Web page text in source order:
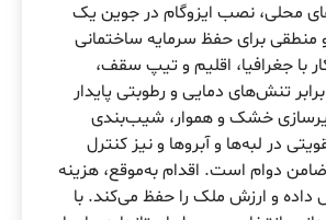
محلی، نصب ایزوگام در جوین یک
منطقی برای حفظ سرمایه ساختمانی
با جغرافیا، اقلیم و تیپ سقف،
تنش‌های دمایی و رطوبتی پایدار
خشک و هموار، شیب‌بندی
در لبه‌ها و آبروها و نیز کنترل
دوام است. اقدام به‌موقع، هزینه
داده و ارزش ملک را حفظ می‌کند. با